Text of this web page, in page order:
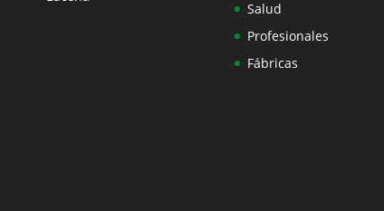
Salud
Profesionales
Fábricas